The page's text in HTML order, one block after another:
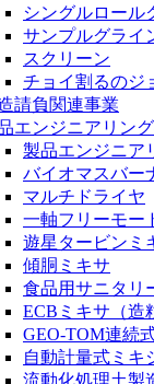
シングルロール
サンプルグライ
スクリーン
チョイ割るのジ
請負関連事業
エンジニアリン
製品エンジニア
バイオマスバー
マルチドライヤ
一軸フリーモー
遊星タービンミ
傾胴ミキサ
食品用サニタリ
ECBミキサ（造
GEO-TOM連続
自動計量式ミキ
流動化処理土製